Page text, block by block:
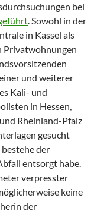
bei
. Sowohl in der
in Kassel als
Privatwohnungen
und weiterer
Kali- und
in Hessen,
Rheinland-Pfalz
gesucht
der
entsorgt habe.
verpresster
keine
der